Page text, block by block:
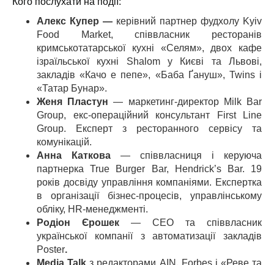
Алекс Купер — керівний партнер фудхолу Kyiv
Food Market, співвласник ресторанів
кримськотатарської кухні «Селям», двох кафе
ізраїльської кухні Shalom у Києві та Львові,
закладів «Качо е пепе», «Баба Ґануш», Twins і
«Татар Бунар».
Женя Пластун — маркетинг-директор Milk Bar
Group, екс-операційний консультант First Line
Group. Експерт з ресторанного сервісу та
комунікацій.
Анна Каткова — співвласниця і керуюча
партнерка True Burger Bar, Hendrick’s Bar. 19
років досвіду управління компаніями. Експертка
в організації бізнес-процесів, управлінському
обліку, HR-менеджменті.
Родіон Єрошек — CEO та співвласник
української компанії з автоматизації закладів
Poster.
Media Talk з редакторами AIN, Forbes і «Реве та